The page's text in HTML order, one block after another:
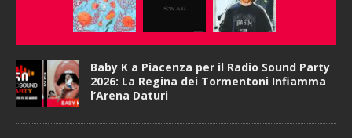
Baby K a Piacenza per il Radio Sound Party
2026: La Regina dei Tormentoni Infiamma
l’Arena Daturi